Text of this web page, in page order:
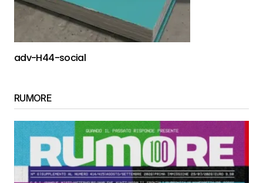
adv-H44-social
RUMORE